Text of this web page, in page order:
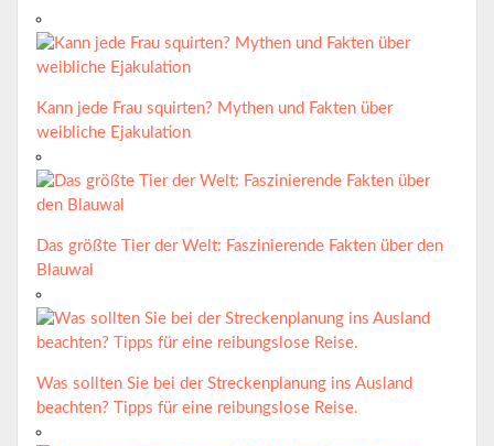
Kann jede Frau squirten? Mythen und Fakten über
weibliche Ejakulation
Das größte Tier der Welt: Faszinierende Fakten über den
Blauwal
Was sollten Sie bei der Streckenplanung ins Ausland
beachten? Tipps für eine reibungslose Reise.